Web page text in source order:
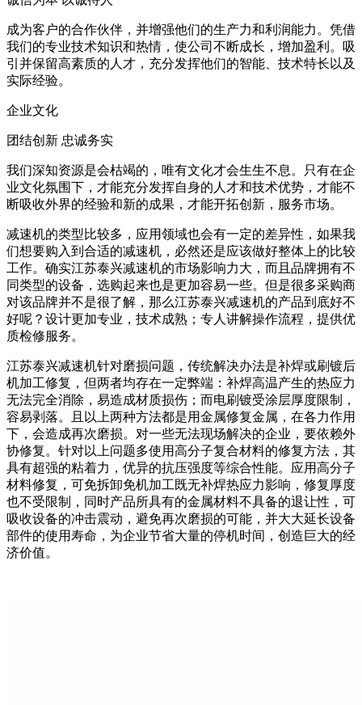
成为客户的合作伙伴，并增强他们的生产力和利润能力。凭借
我们的专业技术知识和热情，使公司不断成长，增加盈利。吸
引并保留高素质的人才，充分发挥他们的智能、技术特长以及
实际经验。
企业文化
团结创新 忠诚务实
我们深知资源是会枯竭的，唯有文化才会生生不息。只有在企
业文化氛围下，才能充分发挥自身的人才和技术优势，才能不
断吸收外界的经验和新的成果，才能开拓创新，服务市场。
减速机的类型比较多，应用领域也会有一定的差异性，如果我
们想要购入到合适的减速机，必然还是应该做好整体上的比较
工作。确实江苏泰兴减速机的市场影响力大，而且品牌拥有不
同类型的设备，选购起来也是更加容易一些。但是很多采购商
对该品牌并不是很了解，那么江苏泰兴减速机的产品到底好不
好呢？设计更加专业，技术成熟；专人讲解操作流程，提供优
质检修服务。
江苏泰兴减速机针对磨损问题，传统解决办法是补焊或刷镀后
机加工修复，但两者均存在一定弊端：补焊高温产生的热应力
无法完全消除，易造成材质损伤；而电刷镀受涂层厚度限制，
容易剥落。且以上两种方法都是用金属修复金属，在各力作用
下，会造成再次磨损。对一些无法现场解决的企业，要依赖外
协修复。针对以上问题多使用高分子复合材料的修复方法，其
具有超强的粘着力，优异的抗压强度等综合性能。应用高分子
材料修复，可免拆卸免机加工既无补焊热应力影响，修复厚度
也不受限制，同时产品所具有的金属材料不具备的退让性，可
吸收设备的冲击震动，避免再次磨损的可能，并大大延长设备
部件的使用寿命，为企业节省大量的停机时间，创造巨大的经
济价值。